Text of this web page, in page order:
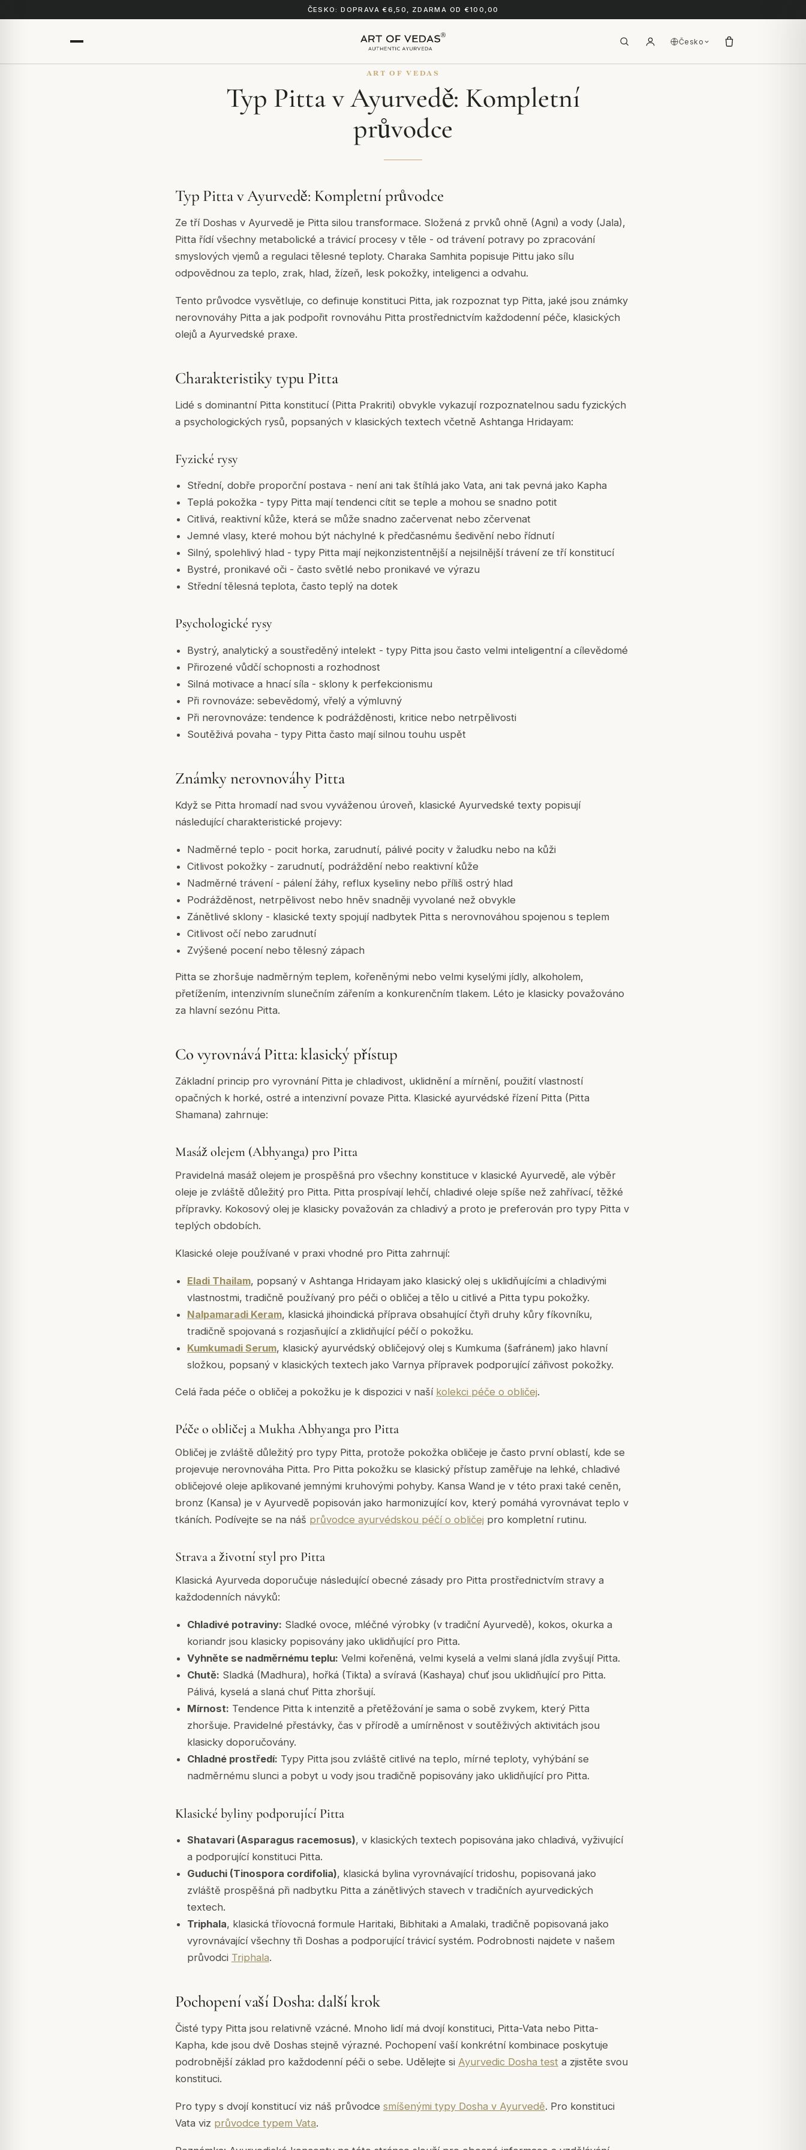
ČESKO: DOPRAVA €6,50, ZDARMA OD €100,00
Česko
ART OF VEDAS
Typ Pitta v Ayurvedě: Kompletní
průvodce
Typ Pitta v Ayurvedě: Kompletní průvodce
Ze tří Doshas v Ayurvedě je Pitta silou transformace. Složená z prvků ohně (Agni) a vody (Jala),
Pitta řídí všechny metabolické a trávicí procesy v těle - od trávení potravy po zpracování
smyslových vjemů a regulaci tělesné teploty. Charaka Samhita popisuje Pittu jako sílu
odpovědnou za teplo, zrak, hlad, žízeň, lesk pokožky, inteligenci a odvahu.
Tento průvodce vysvětluje, co definuje konstituci Pitta, jak rozpoznat typ Pitta, jaké jsou známky
nerovnováhy Pitta a jak podpořit rovnováhu Pitta prostřednictvím každodenní péče, klasických
olejů a Ayurvedské praxe.
Charakteristiky typu Pitta
Lidé s dominantní Pitta konstitucí (Pitta Prakriti) obvykle vykazují rozpoznatelnou sadu fyzických
a psychologických rysů, popsaných v klasických textech včetně Ashtanga Hridayam:
Fyzické rysy
Střední, dobře proporční postava - není ani tak štíhlá jako Vata, ani tak pevná jako Kapha
Teplá pokožka - typy Pitta mají tendenci cítit se teple a mohou se snadno potit
Citlivá, reaktivní kůže, která se může snadno začervenat nebo zčervenat
Jemné vlasy, které mohou být náchylné k předčasnému šedivění nebo řídnutí
Silný, spolehlivý hlad - typy Pitta mají nejkonzistentnější a nejsilnější trávení ze tří konstitucí
Bystré, pronikavé oči - často světlé nebo pronikavé ve výrazu
Střední tělesná teplota, často teplý na dotek
Psychologické rysy
Bystrý, analytický a soustředěný intelekt - typy Pitta jsou často velmi inteligentní a cílevědomé
Přirozené vůdčí schopnosti a rozhodnost
Silná motivace a hnací síla - sklony k perfekcionismu
Při rovnováze: sebevědomý, vřelý a výmluvný
Při nerovnováze: tendence k podrážděnosti, kritice nebo netrpělivosti
Soutěživá povaha - typy Pitta často mají silnou touhu uspět
Známky nerovnováhy Pitta
Když se Pitta hromadí nad svou vyváženou úroveň, klasické Ayurvedské texty popisují
následující charakteristické projevy:
Nadměrné teplo - pocit horka, zarudnutí, pálivé pocity v žaludku nebo na kůži
Citlivost pokožky - zarudnutí, podráždění nebo reaktivní kůže
Nadměrné trávení - pálení žáhy, reflux kyseliny nebo příliš ostrý hlad
Podrážděnost, netrpělivost nebo hněv snadněji vyvolané než obvykle
Zánětlivé sklony - klasické texty spojují nadbytek Pitta s nerovnováhou spojenou s teplem
Citlivost očí nebo zarudnutí
Zvýšené pocení nebo tělesný zápach
Pitta se zhoršuje nadměrným teplem, kořeněnými nebo velmi kyselými jídly, alkoholem,
přetížením, intenzivním slunečním zářením a konkurenčním tlakem. Léto je klasicky považováno
za hlavní sezónu Pitta.
Co vyrovnává Pitta: klasický přístup
Základní princip pro vyrovnání Pitta je chladivost, uklidnění a mírnění, použití vlastností
opačných k horké, ostré a intenzivní povaze Pitta. Klasické ayurvédské řízení Pitta (Pitta
Shamana) zahrnuje:
Masáž olejem (Abhyanga) pro Pitta
Pravidelná masáž olejem je prospěšná pro všechny konstituce v klasické Ayurvedě, ale výběr
oleje je zvláště důležitý pro Pitta. Pitta prospívají lehčí, chladivé oleje spíše než zahřívací, těžké
přípravky. Kokosový olej je klasicky považován za chladivý a proto je preferován pro typy Pitta v
teplých obdobích.
Klasické oleje používané v praxi vhodné pro Pitta zahrnují:
Eladi Thailam, popsaný v Ashtanga Hridayam jako klasický olej s uklidňujícími a chladivými
vlastnostmi, tradičně používaný pro péči o obličej a tělo u citlivé a Pitta typu pokožky.
Nalpamaradi Keram, klasická jihoindická příprava obsahující čtyři druhy kůry fíkovníku,
tradičně spojovaná s rozjasňující a zklidňující péčí o pokožku.
Kumkumadi Serum, klasický ayurvédský obličejový olej s Kumkuma (šafránem) jako hlavní
složkou, popsaný v klasických textech jako Varnya přípravek podporující zářivost pokožky.
Celá řada péče o obličej a pokožku je k dispozici v naší kolekci péče o obličej.
Péče o obličej a Mukha Abhyanga pro Pitta
Obličej je zvláště důležitý pro typy Pitta, protože pokožka obličeje je často první oblastí, kde se
projevuje nerovnováha Pitta. Pro Pitta pokožku se klasický přístup zaměřuje na lehké, chladivé
obličejové oleje aplikované jemnými kruhovými pohyby. Kansa Wand je v této praxi také ceněn,
bronz (Kansa) je v Ayurvedě popisován jako harmonizující kov, který pomáhá vyrovnávat teplo v
tkáních. Podívejte se na náš průvodce ayurvédskou péčí o obličej pro kompletní rutinu.
Strava a životní styl pro Pitta
Klasická Ayurveda doporučuje následující obecné zásady pro Pitta prostřednictvím stravy a
každodenních návyků:
Chladivé potraviny: Sladké ovoce, mléčné výrobky (v tradiční Ayurvedě), kokos, okurka a
koriandr jsou klasicky popisovány jako uklidňující pro Pitta.
Vyhněte se nadměrnému teplu: Velmi kořeněná, velmi kyselá a velmi slaná jídla zvyšují Pitta.
Chutě: Sladká (Madhura), hořká (Tikta) a svíravá (Kashaya) chuť jsou uklidňující pro Pitta.
Pálivá, kyselá a slaná chuť Pitta zhoršují.
Mírnost: Tendence Pitta k intenzitě a přetěžování je sama o sobě zvykem, který Pitta
zhoršuje. Pravidelné přestávky, čas v přírodě a umírněnost v soutěživých aktivitách jsou
klasicky doporučovány.
Chladné prostředí: Typy Pitta jsou zvláště citlivé na teplo, mírné teploty, vyhýbání se
nadměrnému slunci a pobyt u vody jsou tradičně popisovány jako uklidňující pro Pitta.
Klasické byliny podporující Pitta
Shatavari (Asparagus racemosus), v klasických textech popisována jako chladivá, vyživující
a podporující konstituci Pitta.
Guduchi (Tinospora cordifolia), klasická bylina vyrovnávající tridoshu, popisovaná jako
zvláště prospěšná při nadbytku Pitta a zánětlivých stavech v tradičních ayurvedických
textech.
Triphala, klasická tříovocná formule Haritaki, Bibhitaki a Amalaki, tradičně popisovaná jako
vyrovnávající všechny tři Doshas a podporující trávicí systém. Podrobnosti najdete v našem
průvodci Triphala.
Pochopení vaší Dosha: další krok
Čisté typy Pitta jsou relativně vzácné. Mnoho lidí má dvojí konstituci, Pitta-Vata nebo Pitta-
Kapha, kde jsou dvě Doshas stejně výrazné. Pochopení vaší konkrétní kombinace poskytuje
podrobnější základ pro každodenní péči o sebe. Udělejte si Ayurvedic Dosha test a zjistěte svou
konstituci.
Pro typy s dvojí konstitucí viz náš průvodce smíšenými typy Dosha v Ayurvedě. Pro konstituci
Vata viz průvodce typem Vata.